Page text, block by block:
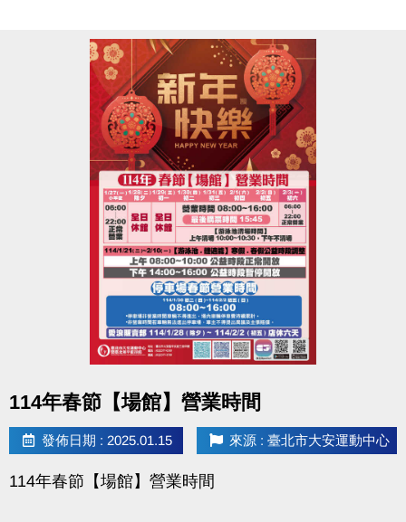
★ 網路報名僅開放報名4日內之課程(課程當天不受理)
dm下載傳送門
https://reurl.cc/zp48Qy
大安有APP囉!也可以報單堂喔~
長佳Sports+ APP傳送門↓
https://reurl.cc/y60bN8
https://reurl.cc/E1yN5a
114年春節【場館】營業時間
發佈日期 : 2025.01.15 來源 : 臺北市大安運動中心
114年春節【場館】營業時間